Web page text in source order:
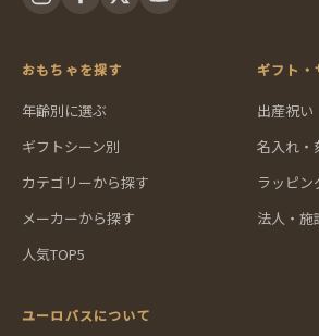
おもちゃを探す
年齢別に選ぶ
ギフトシーン別
カテゴリーから探す
メーカーから探す
人気TOP5
ギフト・
出産祝い
名入れ・
ラッピン
法人・施
ユーロバスについて